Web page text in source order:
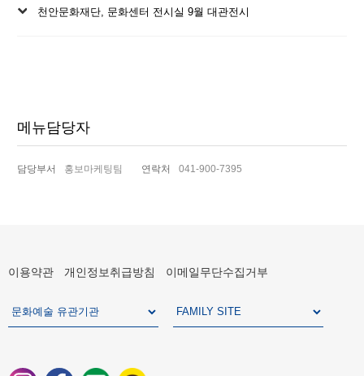
다
천안문화재단, 문화센터 전시실 9월 대관전시
메뉴담당자
담당부서 홍보마케팅팀 연락처 041-900-7395
이용약관 개인정보취급방침 이메일무단수집거부